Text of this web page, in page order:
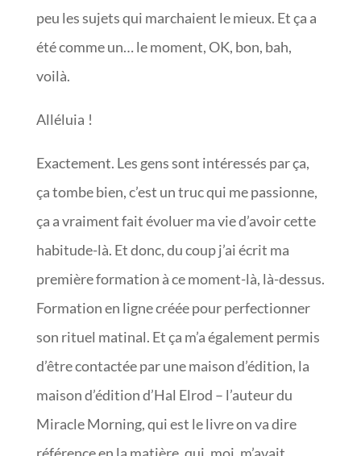
peu les sujets qui marchaient le mieux. Et ça a
été comme un… le moment, OK, bon, bah,
voilà.
Alléluia !
Exactement. Les gens sont intéressés par ça,
ça tombe bien, c’est un truc qui me passionne,
ça a vraiment fait évoluer ma vie d’avoir cette
habitude-là. Et donc, du coup j’ai écrit ma
première formation à ce moment-là, là-dessus.
Formation en ligne créée pour perfectionner
son rituel matinal. Et ça m’a également permis
d’être contactée par une maison d’édition, la
maison d’édition d’Hal Elrod – l’auteur du
Miracle Morning, qui est le livre on va dire